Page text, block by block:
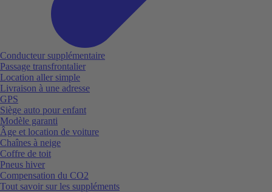
Conducteur supplémentaire
Passage transfrontalier
Location aller simple
Livraison à une adresse
GPS
Siège auto pour enfant
Modèle garanti
Âge et location de voiture
Chaînes à neige
Coffre de toit
Pneus hiver
Compensation du CO2
Tout savoir sur les suppléments